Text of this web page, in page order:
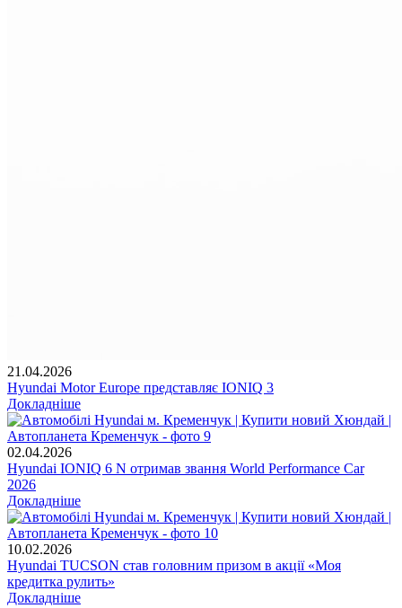
21.04.2026
Hyundai Motor Europe представляє IONIQ 3
Докладніше
02.04.2026
Hyundai IONIQ 6 N отримав звання World Performance Car
2026
Докладніше
10.02.2026
Hyundai TUCSON став головним призом в акції «Моя
кредитка рулить»
Докладніше